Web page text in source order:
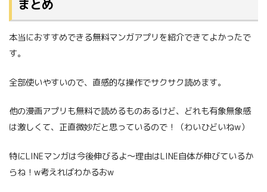
まとめ
本当におすすめできる無料マンガアプリを紹介できてよかったで
す。
全部使いやすいので、直感的な操作でサクサク読めます。
他の漫画アプリも無料で読めるものあるけど、どれも有象無象感
は激しくて、正直微妙だと思っているので！（わいひどいねw）
特にLINEマンガは今後伸びるよ〜理由はLINE自体が伸びているか
らね！w考えればわかるおw